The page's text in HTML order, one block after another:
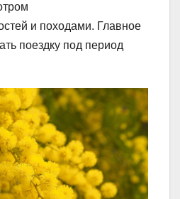
и походами. Главное
поездку под период